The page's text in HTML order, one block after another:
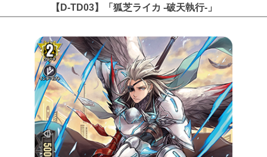
【D-TD03】「狐芝ライカ -破天執行-」